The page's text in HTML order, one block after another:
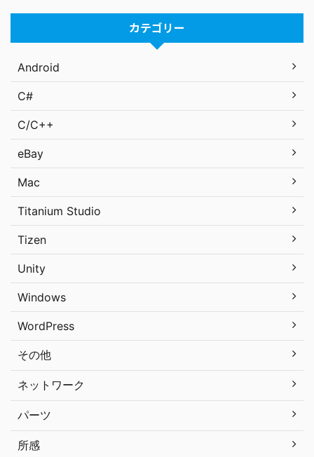
カテゴリー
Android
C#
C/C++
eBay
Mac
Titanium Studio
Tizen
Unity
Windows
WordPress
その他
ネットワーク
パーツ
所感